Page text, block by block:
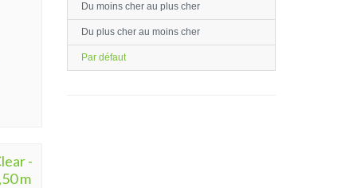
-
m
Du moins cher au plus cher
Du plus cher au moins cher
Par défaut